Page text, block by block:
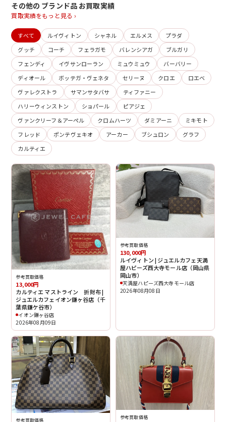
その他の ブランド品 お買取実績
買取実績をもっと見る ›
すべて ルイヴィトン シャネル エルメス
プラダ
グッチ
コーチ フェラガモ バレンシアガ
ブルガリ
フェンディ
イヴサンローラン ミュウミュウ
バーバリー
ディオール
ボッテガ・ヴェネタ セリーヌ クロエ
ロエベ
ヴァレクストラ
サマンサタバサ
ティファニー
ハリーウィンストン
ショパール
ピアジェ
ヴァンクリーフ＆アーペル
クロムハーツ ダミアーニ
ミキモト
フレッド
ポンテヴェキオ アーカー ブシュロン
グラフ
カルティエ
参考買取価格
13,000円
カルティエ マストライン 折財布 |
ジュエルカフェイオン鎌ヶ谷店（千
葉県鎌ケ谷市）
イオン鎌ヶ谷店
2026年08月09日
参考買取価格
130,000円
ルイヴィトン | ジュエルカフェ天満
屋ハピーズ西大寺モール店（岡山県
岡山市）
天満屋ハピーズ西大寺モール店
2026年08月08日
参考買取価格 参考買取価格